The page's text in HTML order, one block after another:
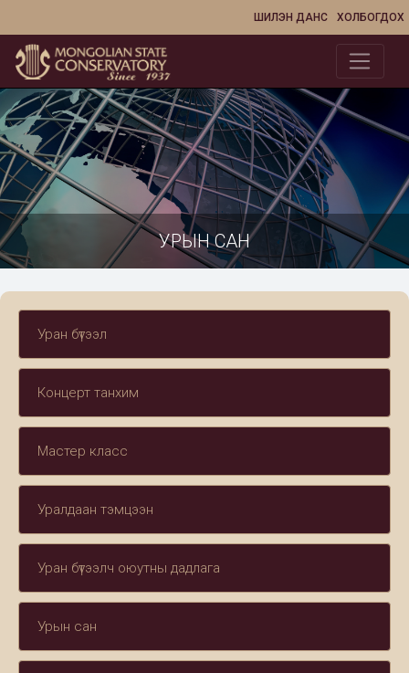
ХОЛБОГДОХ
ШИЛЭН ДАНС
УРЫН САН
Уран бүтээл
Концерт танхим
Мастер класс
Уралдаан тэмцээн
Уран бүтээлч оюутны дадлага
Урын сан